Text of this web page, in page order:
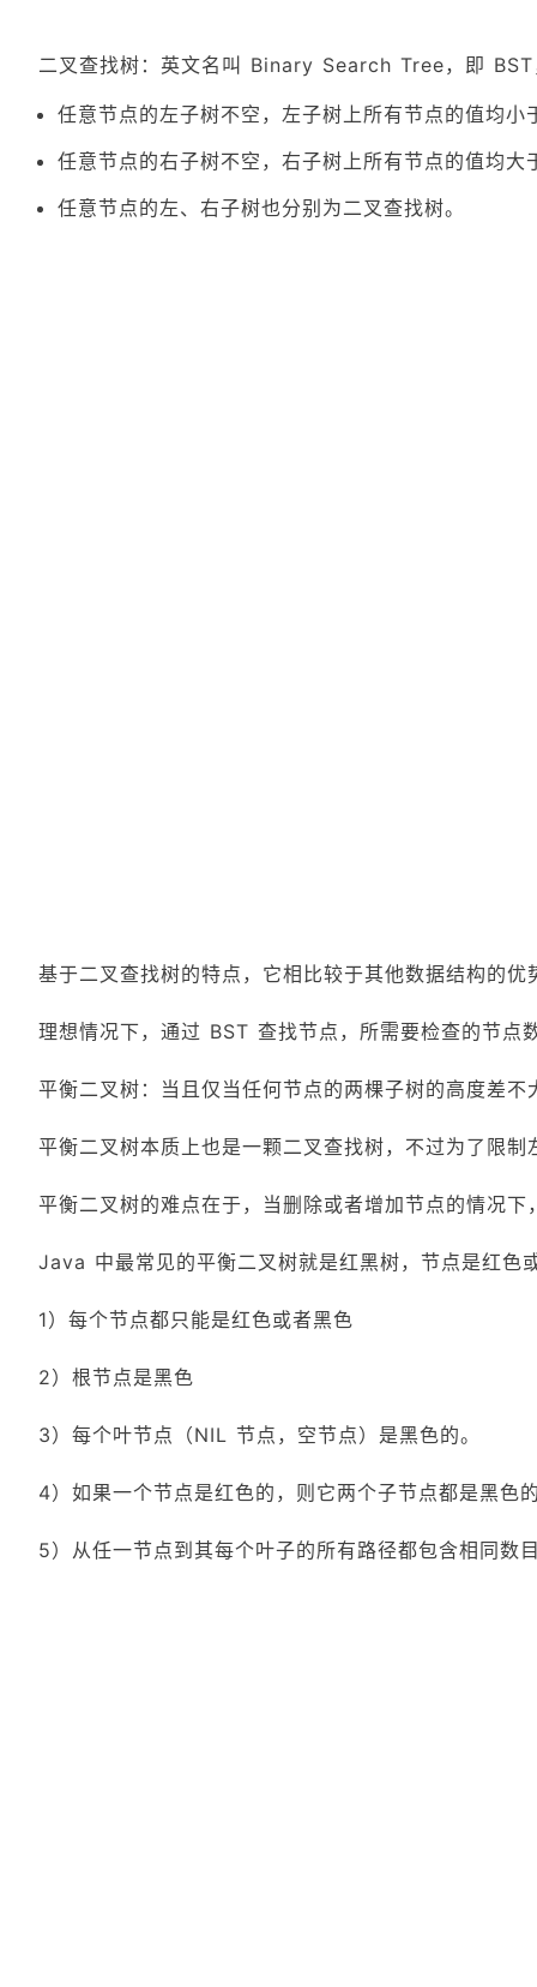
二叉查找树：英文名叫 Binary Search Tree，即 BST
任意节点的左子树不空，左子树上所有节点的值均小
任意节点的右子树不空，右子树上所有节点的值均大
任意节点的左、右子树也分别为二叉查找树。
基于二叉查找树的特点，它相比较于其他数据结构
理想情况下，通过 BST 查找节点，所需要检查的节点
平衡二叉树：当且仅当任何节点的两棵子树的高度差
平衡二叉树本质上也是一颗二叉查找树，不过为了限
平衡二叉树的难点在于，当删除或者增加节点的情况
Java 中最常见的平衡二叉树就是红黑树，节点是红色
1）每个节点都只能是红色或者黑色
2）根节点是黑色
3）每个叶节点（NIL 节点，空节点）是黑色的。
4）如果一个节点是红色的，则它两个子节点都是黑色
5）从任一节点到其每个叶子的所有路径都包含相同数